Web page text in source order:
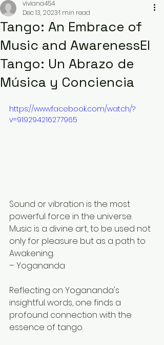
Tango: An Embrace of
Music and AwarenessEl
Tango: Un Abrazo de
Música y Conciencia
viviana454
Dec 13, 20231 min read
https://www.facebook.com/watch/?
v=919294216277965
Sound or vibration is the most
powerful force in the universe.
Music is a divine art, to be used not
only for pleasure but as a path to
Awakening.
– Yogananda
Reflecting on Yogananda's
insightful words, one finds a
profound connection with the
essence of tango.